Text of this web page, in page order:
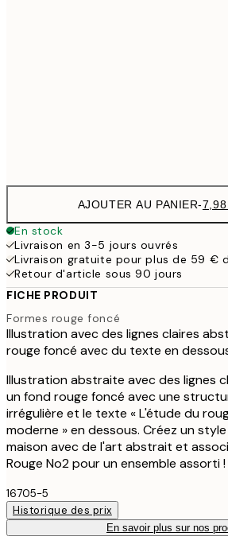
AJOUTER AU PANIER-
En stock
Livraison en 3-5 jours ouvrés
Livraison gratuite pour plus de 59 €
Retour d'article sous 90 jours
FICHE PRODUIT
Formes rouge foncé
Illustration avec des lignes claires
rouge foncé avec du texte en
Illustration abstraite avec des lignes
un fond rouge foncé avec une
irrégulière et le texte « L'étude du
moderne » en dessous. Créez un
maison avec de l'art abstrait et
Rouge No2 pour un ensemble assorti !
16705-5
Historique des prix
En savoir plus sur nos